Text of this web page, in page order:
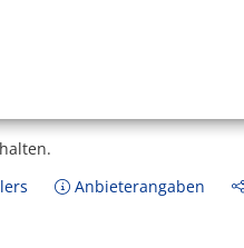
Anbieterangaben